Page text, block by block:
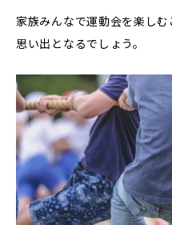
家族みんなで運動会を楽し
思い出となるでしょう。